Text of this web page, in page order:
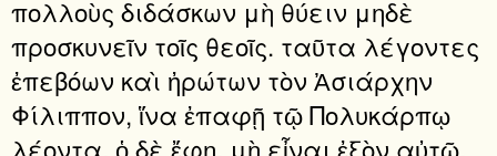
πολλοὺς διδάσκων μὴ θύειν μηδὲ
προσκυνεῖν τοῖς θεοῖς. ταῦτα λέγοντες
ἐπεβόων καὶ ἠρώτων τὸν Ἀσιάρχην
Φίλιππον, ἵνα ἐπαφῇ τῷ Πολυκάρπῳ
λέοντα. ὁ δὲ ἔφη, μὴ εἶναι ἐξὸν αὐτῷ,